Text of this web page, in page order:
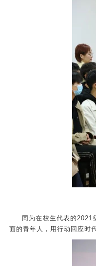
同为在校生代表的
面的青年人，用行动回应时代